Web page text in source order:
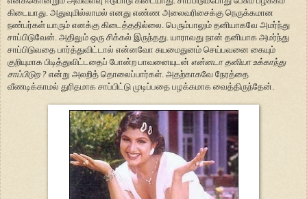
கிடையாது. அதுவுமில்லாமல் எனது எண்ண அலைவரிசைக்கு நெருக்கமான
நண்பர்கள் யாரும் எனக்கு கிடைத்ததில்லை. பெரும்பாலும் தனியாகவே அமர்ந்து
சாப்பிடுவேன். அதிலும் ஒரு சிக்கல் இருந்தது. யாராவது நான் தனியாக அமர்ந்து
சாப்பிடுவதை பார்த்துவிட்டால் என்னவோ சுயமைதுனம் செய்பவனை கையும்
குறியுமாக பிடித்துவிட்டதைப் போன்ற பாவனையுடன் என்னடா தனியா உக்காந்து
சாப்பிடுற ? என்று அலறித் தொலைப்பார்கள். அதற்காகவே நேரத்தை
வீணடிக்காமல் துரிதமாக சாப்பிட்டு முடிப்பதை பழக்கமாக வைத்திருந்தேன்.